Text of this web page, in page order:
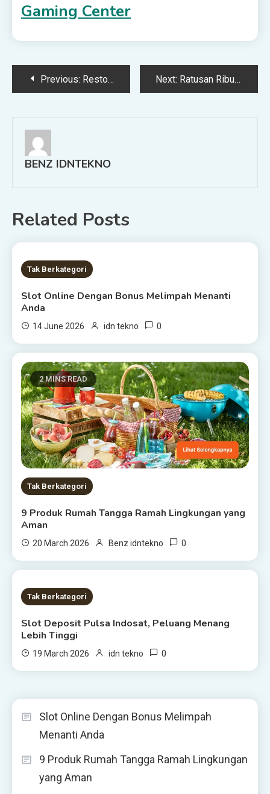
Gaming Center
PostPrevious: Restorative Justice Target Kejari Flotim Selesaikan Kasus Pidana Next: Ratusan Ribu Umat Ikut Pemakaman Paus Fransiskus, Berikut Hal Penting Yang Dilakukan Paus Selama Pelayanannya – REINHA.com
BENZ IDNTEKNO
Related Posts
8 MINS READ
Tak Berkategori
Slot Online Dengan Bonus Melimpah Menanti
Anda
14 June 2026 idn tekno 0
2 MINS READ
Tak Berkategori
9 Produk Rumah Tangga Ramah Lingkungan yang
Aman
20 March 2026 Benz idntekno 0
1 MIN READ
Tak Berkategori
Slot Deposit Pulsa Indosat, Peluang Menang
Lebih Tinggi
19 March 2026 idn tekno 0
Slot Online Dengan Bonus Melimpah
Menanti Anda
9 Produk Rumah Tangga Ramah Lingkungan
yang Aman